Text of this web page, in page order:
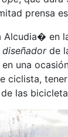
prensa
en
diseñadorde
una
las